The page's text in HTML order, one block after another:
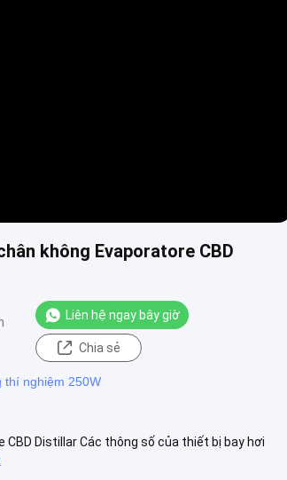
không Evaporatore CBD
Liên hệ ngay bây giờ
Chia sẻ
thí nghiệm 250W
Distillar Các thông số của thiết bị bay hơi